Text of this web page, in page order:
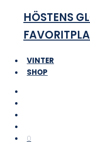
HÖSTENS
VINTER
SHOP
0